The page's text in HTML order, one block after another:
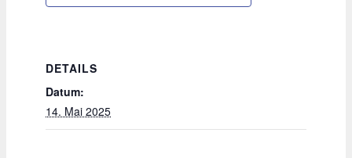
DETAILS
Datum:
14. Mai 2025